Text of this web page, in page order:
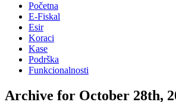
Početna
E-Fiskal
Esir
Koraci
Kase
Podrška
Funkcionalnosti
Archive for October 28th,